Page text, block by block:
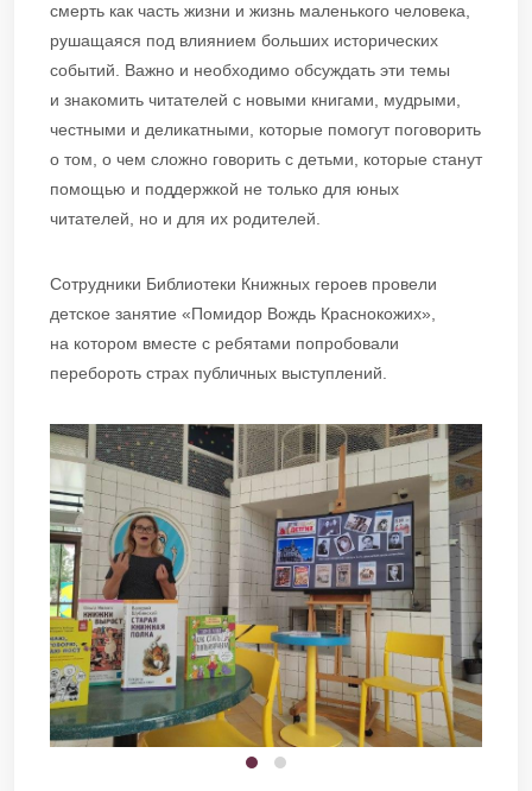
смерть как часть жизни и жизнь маленького человека,
рушащаяся под влиянием больших исторических
событий. Важно и необходимо обсуждать эти темы
и знакомить читателей с новыми книгами, мудрыми,
честными и деликатными, которые помогут поговорить
о том, о чем сложно говорить с детьми, которые станут
помощью и поддержкой не только для юных
читателей, но и для их родителей.
Сотрудники Библиотеки Книжных героев провели
детское занятие «Помидор Вождь Краснокожих»,
на котором вместе с ребятами попробовали
перебороть страх публичных выступлений.